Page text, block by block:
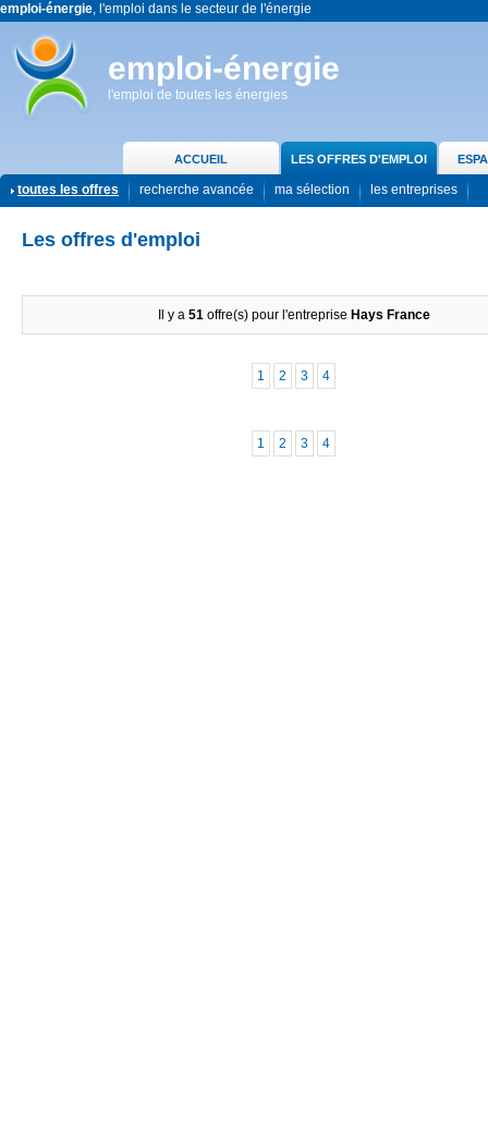
emploi-énergie, l'emploi dans le secteur de l'énergie
emploi-énergie
l'emploi de toutes les énergies
ACCUEIL LES OFFRES D'EMPLOI
toutes les offres recherche avancée ma sélection les entreprises
Les offres d'emploi
Il y a 51offre(s) pour l'entreprise Hays France
1 2 3 4
1 2 3 4